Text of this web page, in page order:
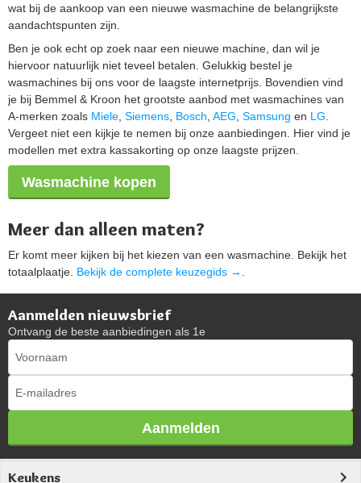
wat bij de aankoop van een nieuwe wasmachine de belangrijkste
aandachtspunten zijn.
Ben je ook echt op zoek naar een nieuwe machine, dan wil je
hiervoor natuurlijk niet teveel betalen. Gelukkig bestel je
wasmachines bij ons voor de laagste internetprijs. Bovendien vind
je bij Bemmel & Kroon het grootste aanbod met wasmachines van
A-merken zoals Miele Siemens Bosch AEG Samsung en LG
Vergeet niet een kijkje te nemen bij onze aanbiedingen. Hier vind je
modellen met extra kassakorting op onze laagste prijzen.
Wasmachine kopen
Meer dan alleen maten?
Er komt meer kijken bij het kiezen van een wasmachine. Bekijk het
totaalplaatje. Bekijk de complete keuzegids →
Aanmelden nieuwsbrief
Ontvang de beste aanbiedingen als 1e
Aanmelden
Keukens